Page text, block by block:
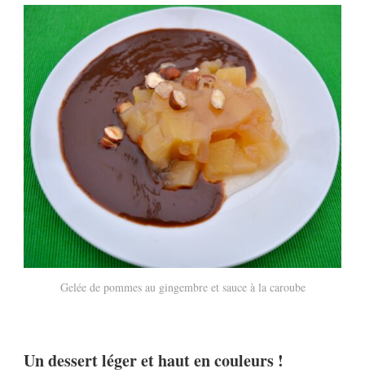
GINGEMBRE
ET
SAUCE
À
LA
CAROUBE
Gelée de pommes au gingembre et sauce à la caroube
Un dessert léger et haut en couleurs !